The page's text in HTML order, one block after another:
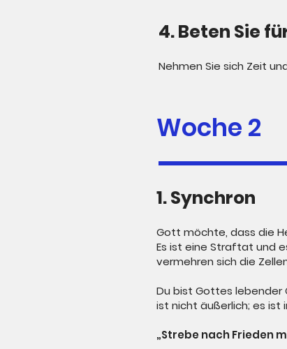
4. Beten Sie
Nehmen Sie sich Zeit
Woche 2
1. Synchron
Gott möchte, dass die
Es ist eine Straftat und
vermehren sich die
Du bist Gottes lebender
ist nicht äußerlich; es ist
„Strebe nach Frieden